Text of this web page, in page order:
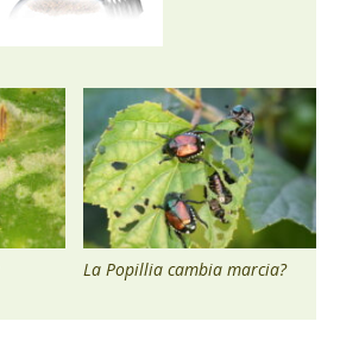
La Popillia cambia marcia?